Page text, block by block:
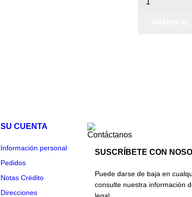
SU CUENTA
Información personal
Pedidos
Notas Crédito
Direcciones
Contáctanos
SUSCRÍBETE CON
Puede darse de baja en
consulte nuestra información